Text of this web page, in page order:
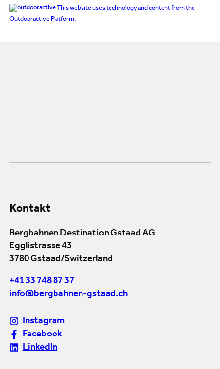
This website uses technology and content from the
Outdooractive Platform.
Kontakt
Bergbahnen Destination Gstaad AG
Egglistrasse 43
3780 Gstaad/Switzerland
+41 33 748 87 37
info@bergbahnen-gstaad.ch
Instagram
Facebook
LinkedIn